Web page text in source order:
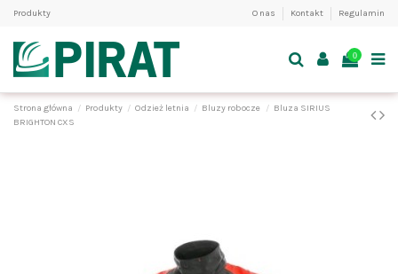
Produkty O nas Kontakt Regulamin
0
Strona główna Produkty Odzież letnia Bluzy robocze
Bluza SIRIUS
BRIGHTON CXS